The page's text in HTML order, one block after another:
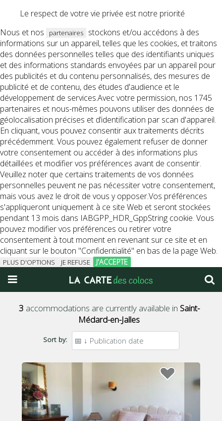
Le respect de votre vie privée est notre priorité
Nous et nos
partenaires
stockons et/ou accédons à des
informations sur un appareil, telles que les cookies, et traitons
des données personnelles telles que des identifiants uniques
et des informations standards envoyées par un appareil pour
des publicités et du contenu personnalisés, des mesures de
publicité et de contenu, des études d'audience et le
développement de services.Avec votre permission, nos 1745
partenaires et nous-mêmes pouvons utiliser des données de
géolocalisation précises et d’identification par scan d'appareil.
En cliquant, vous pouvez consentir aux traitements décrits
précédemment. Vous pouvez également refuser de donner
votre consentement ou accéder à des informations plus
détaillées et modifier vos préférences avant de consentir.
Veuillez noter que certains traitements de vos données
personnelles peuvent ne pas nécessiter votre consentement,
mais vous avez le droit de vous y opposer.Vos préférences
s'appliqueront uniquement à ce site Web et seront stockées
pendant 13 mois dans IABGPP_HDR_GppString cookie. Vous
pouvez modifier vos préférences ou retirer votre
consentement à tout moment en revenant sur ce site et en
cliquant sur le bouton "Confidentialité" en bas de la page Web.
PLUS D'OPTIONS JE REFUSE J'ACCEPTE
3 accommodations are currently available in Saint-
Médard-en-Jalles
Sort by: